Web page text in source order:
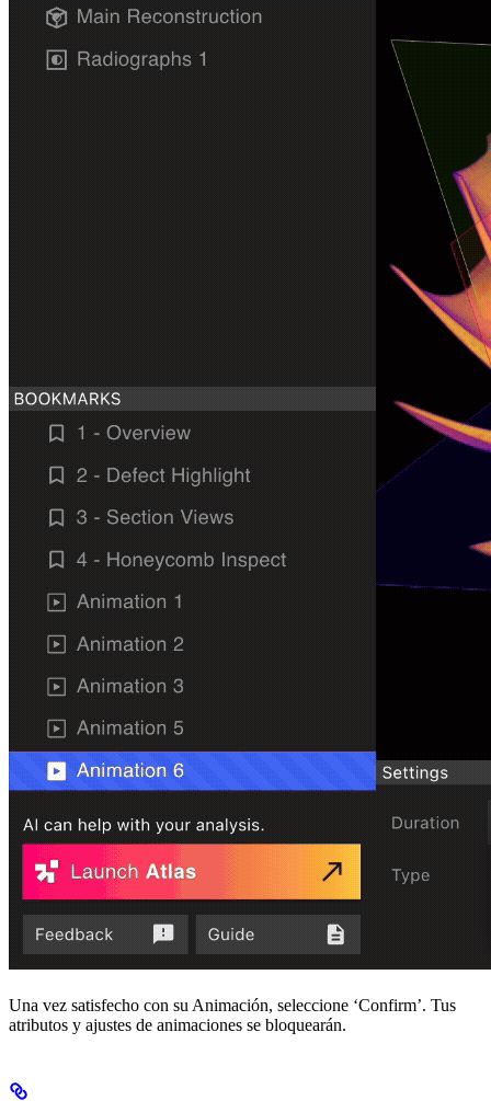
Una vez satisfecho con su Animación, seleccione ‘Confirm’. Tus
atributos y ajustes de animaciones se bloquearán.